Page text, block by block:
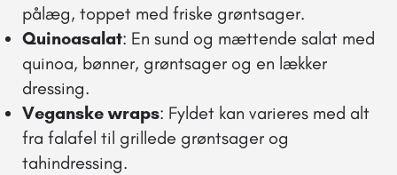
pålæg, toppet med friske grøntsager.
Quinoasalat: En sund og mættende salat med
quinoa, bønner, grøntsager og en lækker
dressing.
Veganske wraps: Fyldet kan varieres med alt
fra falafel til grillede grøntsager og
tahindressing.